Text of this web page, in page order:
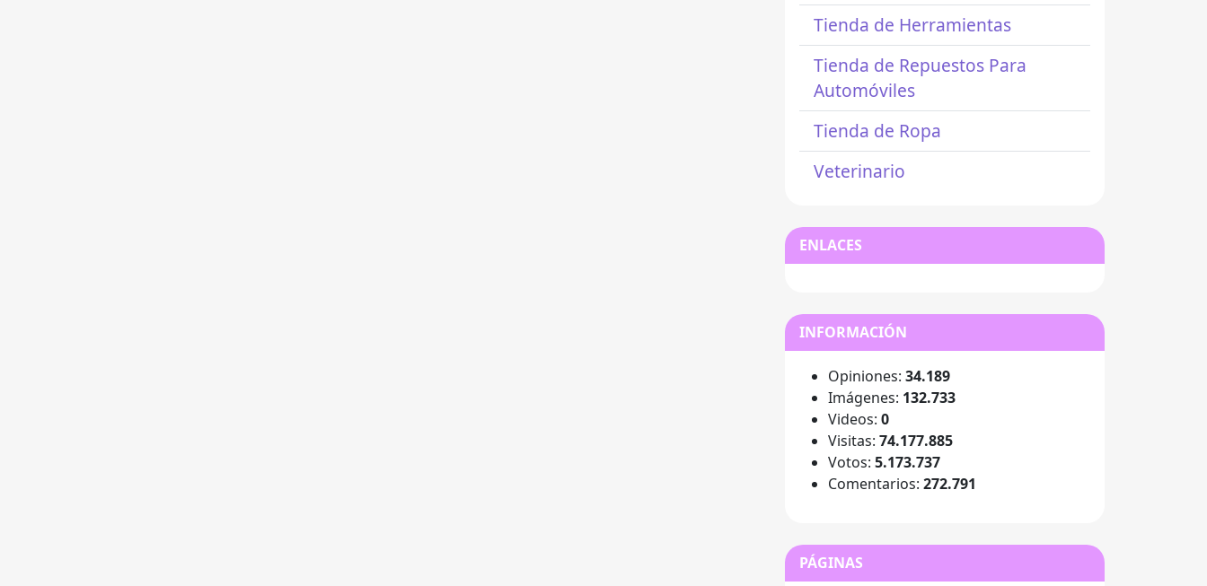
Tienda de Herramientas
Tienda de Repuestos Para
Automóviles
Tienda de Ropa
Veterinario
ENLACES
INFORMACIÓN
Opiniones: 34.189
Imágenes: 132.733
Videos: 0
Visitas: 74.177.885
Votos: 5.173.737
Comentarios: 272.791
PÁGINAS